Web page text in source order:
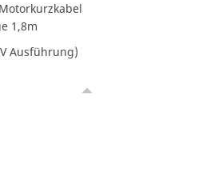
1,8m
Ausführung)